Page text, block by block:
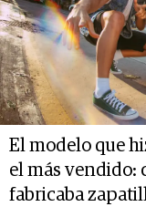
El modelo que
el más vendido:
fabricaba